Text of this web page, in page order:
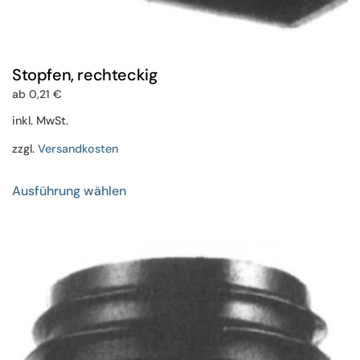
Stopfen, rechteckig
ab 0,21 €
inkl. MwSt.
zzgl. Versandkosten
Ausführung wählenProdukt
Varianten
auf.
Die
Optionen